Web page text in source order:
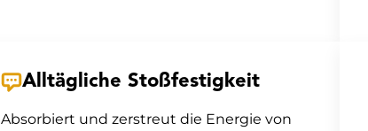
Alltägliche Stoßfestigkeit
Absorbiert und zerstreut die Energie von